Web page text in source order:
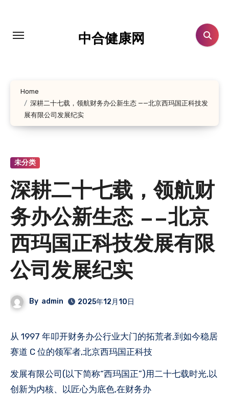
中合健康网
Home
深耕二十七载，领航财务办公新生态 ——北京西玛国正科技发
展有限公司发展纪实
未分类
深耕二十七载，领航财
务办公新生态 ——北京
西玛国正科技发展有限
公司发展纪实
By admin 2025年12月10日
从 1997 年叩开财务办公行业大门的拓荒者,到如今稳居
赛道 C 位的领军者,北京西玛国正科技
发展有限公司(以下简称“西玛国正”)用二十七载时光,以
创新为内核、以匠心为底色,在财务办